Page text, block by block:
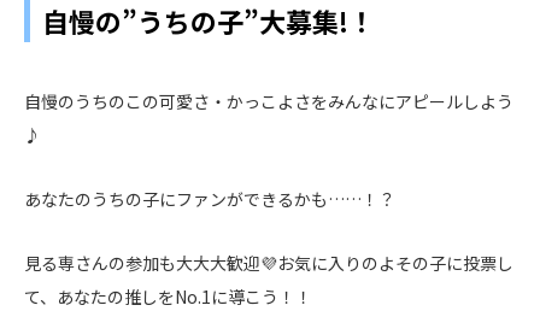
自慢の”うちの子”大募集!！
自慢のうちのこの可愛さ・かっこよさをみんなにアピールしよう
♪
あなたのうちの子にファンができるかも……！？
見る専さんの参加も大大大歓迎💜お気に入りのよその子に投票し
て、あなたの推しをNo.1に導こう！！